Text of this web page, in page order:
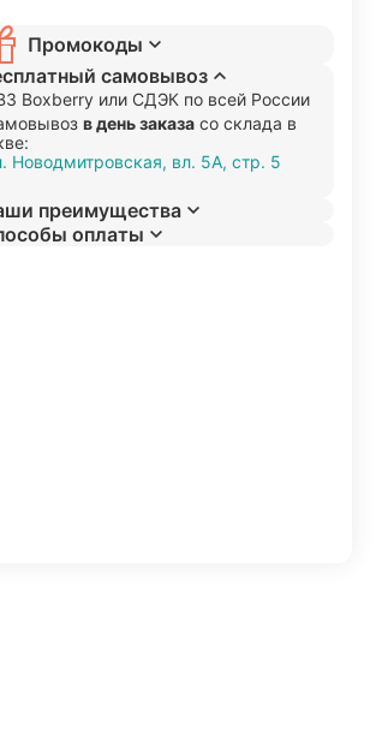
Промокоды
самовывоз
Boxberry или СДЭК по всей России
в день заказа со склада в
Новодмитровская, вл. 5А, стр. 5
преимущества
оплаты